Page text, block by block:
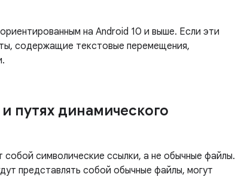
на Android 10 и выше. Если эти
содержащие текстовые перемещения,
путях динамического
символические ссылки, а не обычные файлы.
представлять собой обычные файлы, могут